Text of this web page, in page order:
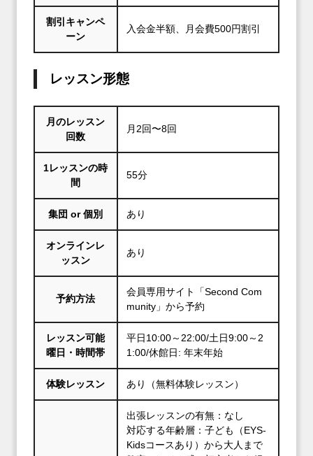
割引キャンペ
ーン
入会金半額、月会費500円割引
レッスン形態
月のレッスン
回数
月2回〜8回
1レッスンの時
間
55分
集団 or 個別 あり
オンラインレ
ッスン
あり
予約方法
会員専用サイト「Second Com
munity」から予約
レッスン可能
曜日・時間帯
平日10:00～22:00/土日9:00～2
1:00/休館日: 年末年始
体験レッスン あり（無料体験レッスン）
出張レッスンの有無：なし
対応する年齢層：子ども（EYS‐
Kidsコースあり）から大人まで